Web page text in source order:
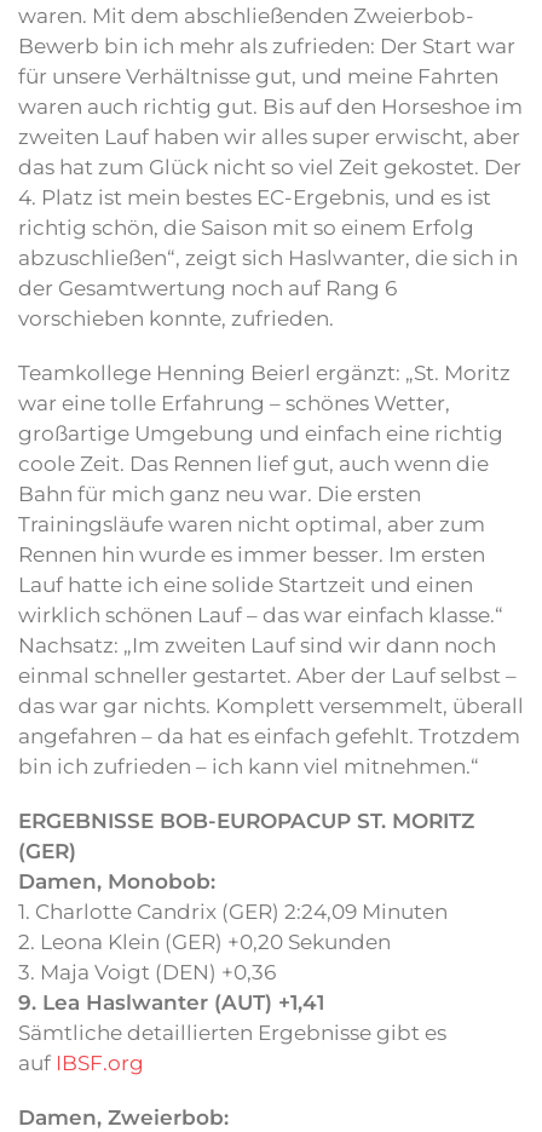
waren. Mit dem abschließenden Zweierbob-
Bewerb bin ich mehr als zufrieden: Der Start war
für unsere Verhältnisse gut, und meine Fahrten
waren auch richtig gut. Bis auf den Horseshoe im
zweiten Lauf haben wir alles super erwischt, aber
das hat zum Glück nicht so viel Zeit gekostet. Der
4. Platz ist mein bestes EC-Ergebnis, und es ist
richtig schön, die Saison mit so einem Erfolg
abzuschließen“, zeigt sich Haslwanter, die sich in
der Gesamtwertung noch auf Rang 6
vorschieben konnte, zufrieden.
Teamkollege Henning Beierl ergänzt: „St. Moritz
war eine tolle Erfahrung – schönes Wetter,
großartige Umgebung und einfach eine richtig
coole Zeit. Das Rennen lief gut, auch wenn die
Bahn für mich ganz neu war. Die ersten
Trainingsläufe waren nicht optimal, aber zum
Rennen hin wurde es immer besser. Im ersten
Lauf hatte ich eine solide Startzeit und einen
wirklich schönen Lauf – das war einfach klasse.“
Nachsatz: „Im zweiten Lauf sind wir dann noch
einmal schneller gestartet. Aber der Lauf selbst –
das war gar nichts. Komplett versemmelt, überall
angefahren – da hat es einfach gefehlt. Trotzdem
bin ich zufrieden – ich kann viel mitnehmen.“
ERGEBNISSE BOB-EUROPACUP ST. MORITZ
(GER)
Damen, Monobob:
1. Charlotte Candrix (GER) 2:24,09 Minuten
2. Leona Klein (GER) +0,20 Sekunden
3. Maja Voigt (DEN) +0,36
9. Lea Haslwanter (AUT) +1,41
Sämtliche detaillierten Ergebnisse gibt es
auf IBSF.org
Damen, Zweierbob: